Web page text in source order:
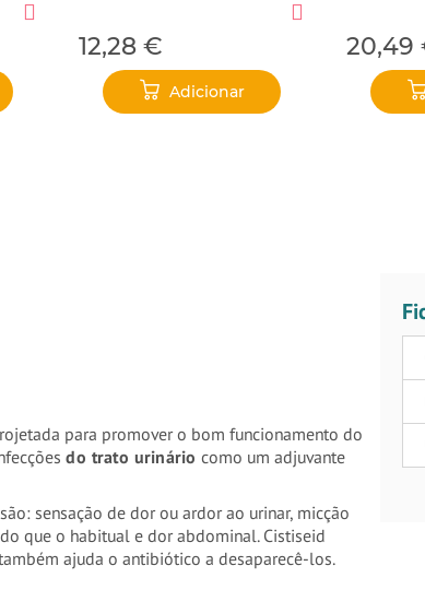
12,28 €
Adicionar
20,49
para promover o bom funcionamento do
do trato urinário como um adjuvante
sensação de dor ou ardor ao urinar, micção
que o habitual e dor abdominal.Cistiseid
ajuda o antibiótico a desaparecê-los.